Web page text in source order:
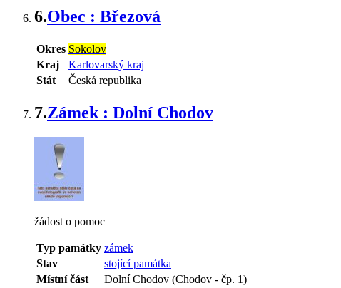
6.Obec : Březová
Okres Sokolov
Kraj
Karlovarský kraj
Stát
Česká republika
7.Zámek : Dolní Chodov
žádost o pomoc
Typ památky zámek
Stav
stojící památka
Místní část
Dolní Chodov (Chodov - čp. 1)